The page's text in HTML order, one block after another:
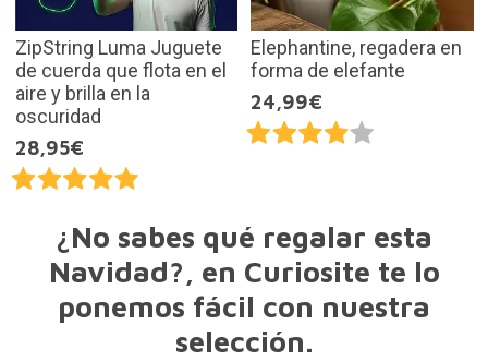
ZipString Luma Juguete
de cuerda que flota en el
aire y brilla en la
oscuridad
28,95€
Elephantine, regadera en
forma de elefante
24,99€
¿No sabes qué regalar esta
Navidad?, en Curiosite te lo
ponemos fácil con nuestra
selección.